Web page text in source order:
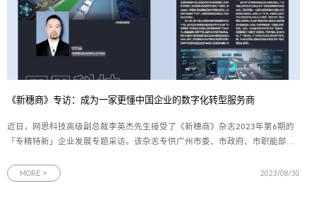
《新穗商》专访：成为一家更懂中国企业的数字化转型服务商
近日，网思科技高级副总裁李英杰先生接受了《新穗商》杂志2023年第6期的
「专精特新」企业发展专题采访。该杂志专供广州市委、市政府、市职能部门
该杂志的报道，有效提升了网思科技在广州政府中的影响力。本文首发于《新
MORE > 2023/08/30